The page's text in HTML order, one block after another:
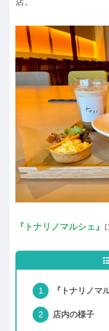
『トナリノマルシェ』
『トナリノマ
店内の様子